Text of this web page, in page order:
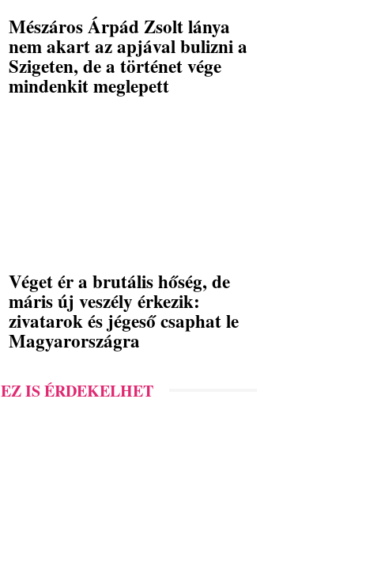
Mészáros Árpád Zsolt lánya
nem akart az apjával bulizni a
Szigeten, de a történet vége
mindenkit meglepett
Véget ér a brutális hőség, de
máris új veszély érkezik:
zivatarok és jégeső csaphat le
Magyarországra
EZ IS ÉRDEKELHET